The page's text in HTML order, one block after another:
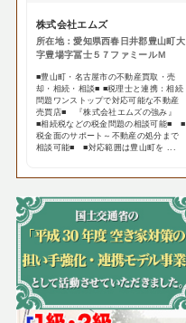
株式会社エムズ
所在地：愛知県西春日井郡豊山町大
字豊場字冨士５７ファミールＭ
■豊山町・名古屋市の不動産買取・売
却・相続・相談■ ■税理士と連携：相続
問題ワンストップで対応可能な不動産
売買店■ 『株式会社エムズの強み』
■相続税などの税金問題の相談可能■ ■
税金面のサポート～不動産の処分まで
相談可能■ ■対応範囲は豊山町を ...